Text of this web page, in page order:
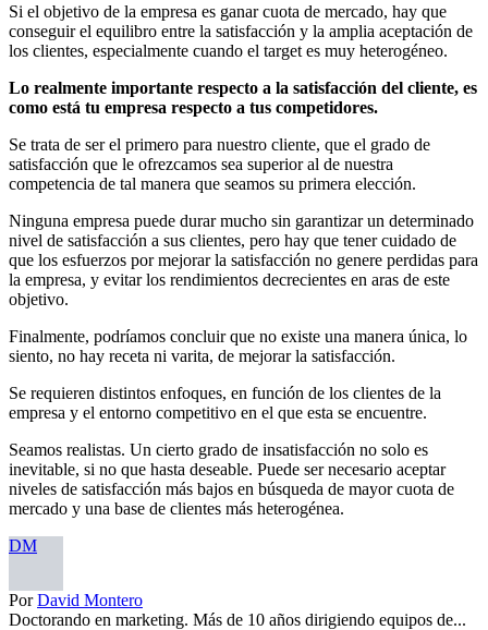
Si el objetivo de la empresa es ganar cuota de mercado, hay que
conseguir el equilibro entre la satisfacción y la amplia aceptación de
los clientes, especialmente cuando el target es muy heterogéneo.
Lo realmente importante respecto a la satisfacción del cliente, es
como está tu empresa respecto a tus competidores.
Se trata de ser el primero para nuestro cliente, que el grado de
satisfacción que le ofrezcamos sea superior al de nuestra
competencia de tal manera que seamos su primera elección.
Ninguna empresa puede durar mucho sin garantizar un determinado
nivel de satisfacción a sus clientes, pero hay que tener cuidado de
que los esfuerzos por mejorar la satisfacción no genere perdidas para
la empresa, y evitar los rendimientos decrecientes en aras de este
objetivo.
Finalmente, podríamos concluir que no existe una manera única, lo
siento, no hay receta ni varita, de mejorar la satisfacción.
Se requieren distintos enfoques, en función de los clientes de la
empresa y el entorno competitivo en el que esta se encuentre.
Seamos realistas. Un cierto grado de insatisfacción no solo es
inevitable, si no que hasta deseable. Puede ser necesario aceptar
niveles de satisfacción más bajos en búsqueda de mayor cuota de
mercado y una base de clientes más heterogénea.
DM
PorDavid Montero
Doctorando en marketing. Más de 10 años dirigiendo equipos de...